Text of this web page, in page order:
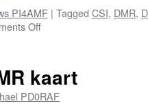
PI4AMF | Tagged CSI, DMR,
Offon
DMR
repeaters
kaart
PD0RAF